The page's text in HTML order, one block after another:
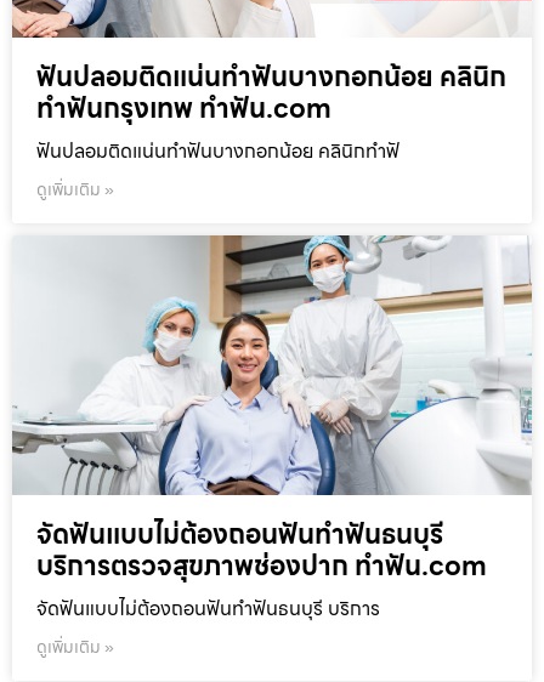
ฟันปลอมติดแน่นทำฟันบางกอกน้อย คลินิก
ทำฟันกรุงเทพ ทำฟัน.com
ฟันปลอมติดแน่นทำฟันบางกอกน้อย คลินิกทำฟั
ดูเพิ่มเติม »
จัดฟันแบบไม่ต้องถอนฟันทำฟันธนบุรี
บริการตรวจสุขภาพช่องปาก ทำฟัน.com
จัดฟันแบบไม่ต้องถอนฟันทำฟันธนบุรี บริการ
ดูเพิ่มเติม »